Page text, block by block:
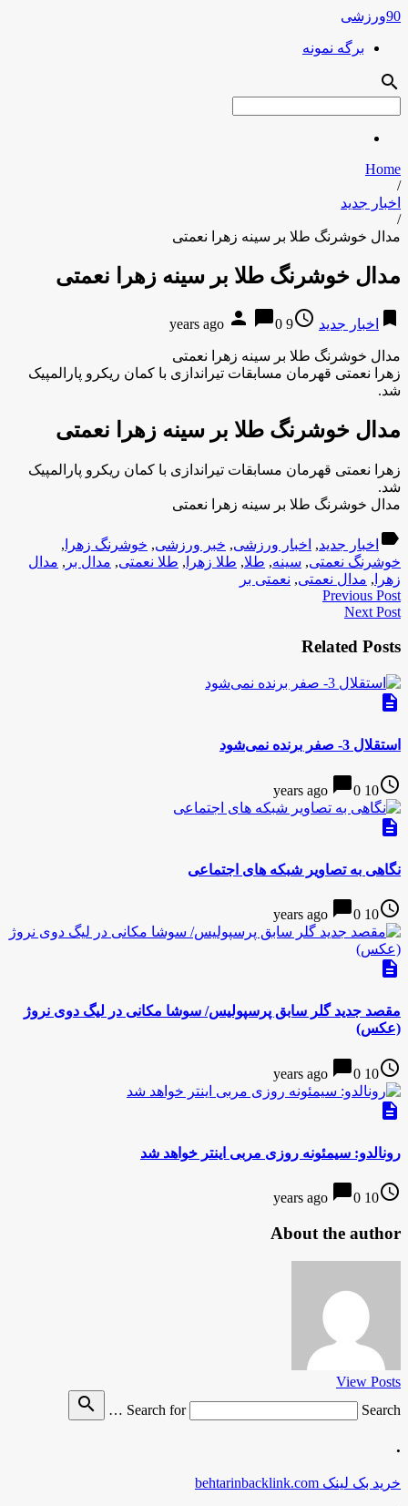
90ورزشی
برگه نمونه
search
Home
/
اخبار جدید
/
مدال خوشرنگ طلا بر سینه زهرا نعمتی
مدال خوشرنگ طلا بر سینه زهرا نعمتی
bookmark اخبار جدید access_time
9 years ago
person chat_bubble0
مدال خوشرنگ طلا بر سینه زهرا نعمتی
زهرا نعمتی قهرمان مسابقات تیراندازی با کمان ریکرو پارالمپیک
شد.
مدال خوشرنگ طلا بر سینه زهرا نعمتی
زهرا نعمتی قهرمان مسابقات تیراندازی با کمان ریکرو پارالمپیک
شد.
مدال خوشرنگ طلا بر سینه زهرا نعمتی
label اخبار جدید, اخبار ورزشی, خبر ورزشی, خوشرنگ زهرا ,
خوشرنگ نعمتی, سینه, طلا, طلا زهرا , طلا نعمتی, مدال بر , مدال
زهرا , مدال نعمتی, نعمتی بر
Previous Post
Next Post
Related Posts
description
استقلال 3- صفر برنده نمی‌شود
access_time
10 years ago
chat_bubble0
description
نگاهی به تصاویر شبکه های اجتماعی
access_time
10 years ago
chat_bubble0
description
مقصد جدید گلر سابق پرسپولیس/ سوشا مکانی در لیگ دوی نروژ
(عکس)
access_time
10 years ago
chat_bubble0
description
رونالدو: سیمئونه روزی مربی اینتر خواهد شد
access_time
10 years ago
chat_bubble0
About the author
View Posts
Search for
Search …
search
.
خرید بک لینک behtarinbacklink.com